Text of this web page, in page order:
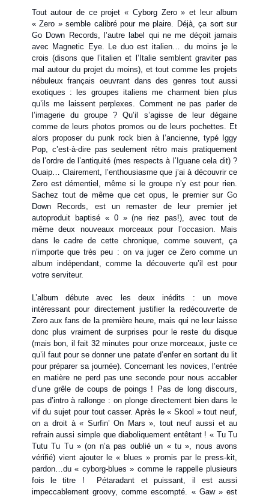
Tout autour de ce projet « Cyborg Zero » et leur album
« Zero » semble calibré pour me plaire. Déjà, ça sort sur
Go Down Records, l’autre label qui ne me déçoit jamais
avec Magnetic Eye. Le duo est italien… du moins je le
crois (disons que l’italien et l’Italie semblent graviter pas
mal autour du projet du moins), et tout comme les projets
nébuleux français oeuvrant dans des genres tout aussi
exotiques : les groupes italiens me charment bien plus
qu’ils me laissent perplexes. Comment ne pas parler de
l’imagerie du groupe ? Qu’il s’agisse de leur dégaine
comme de leurs photos promos ou de leurs pochettes. Et
alors proposer du punk rock bien à l’ancienne, typé Iggy
Pop, c’est-à-dire pas seulement rétro mais pratiquement
de l’ordre de l’antiquité (mes respects à l’Iguane cela dit) ?
Ouaip… Clairement, l’enthousiasme que j’ai à découvrir ce
Zero est démentiel, même si le groupe n’y est pour rien.
Sachez tout de même que cet opus, le premier sur Go
Down Records, est un remaster de leur premier jet
autoproduit baptisé « 0 » (ne riez pas!), avec tout de
même deux nouveaux morceaux pour l’occasion. Mais
dans le cadre de cette chronique, comme souvent, ça
n’importe que très peu : on va juger ce Zero comme un
album indépendant, comme la découverte qu’il est pour
votre serviteur.
L’album débute avec les deux inédits : un move
intéressant pour directement justifier la redécouverte de
Zero aux fans de la première heure, mais qui ne leur laisse
donc plus vraiment de surprises pour le reste du disque
(mais bon, il fait 32 minutes pour onze morceaux, juste ce
qu’il faut pour se donner une patate d’enfer en sortant du lit
pour préparer sa journée). Concernant les novices, l’entrée
en matière ne perd pas une seconde pour nous accabler
d’une grêle de coups de poings ! Pas de long discours,
pas d’intro à rallonge : on plonge directement bien dans le
vif du sujet pour tout casser. Après le « Skool » tout neuf,
on a droit à « Surfin’ On Mars », tout neuf aussi et au
refrain aussi simple que diaboliquement entêtant ! « Tu Tu
Tutu Tu Tu » (on n’a pas oublié un « tu », nous avons
vérifié) vient ajouter le « blues » promis par le press-kit,
pardon…du « cyborg-blues » comme le rappelle plusieurs
fois le titre ! Pétaradant et puissant, il est aussi
impeccablement groovy, comme escompté. « Gaw » est